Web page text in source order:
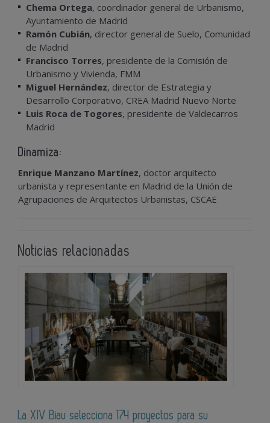
Chema Ortega, coordinador general de Urbanismo,
Ayuntamiento de Madrid
Ramón Cubián, director general de Suelo, Comunidad
de Madrid
Francisco Torres, presidente de la Comisión de
Urbanismo y Vivienda, FMM
Miguel Hernández, director de Estrategia y
Desarrollo Corporativo, CREA Madrid Nuevo Norte
Luis Roca de Togores, presidente de Valdecarros
Madrid
Dinamiza:
Enrique Manzano Martínez, doctor arquitecto
urbanista y representante en Madrid de la Unión de
Agrupaciones de Arquitectos Urbanistas, CSCAE
Noticias relacionadas
La XIV Biau selecciona 174 proyectos para su